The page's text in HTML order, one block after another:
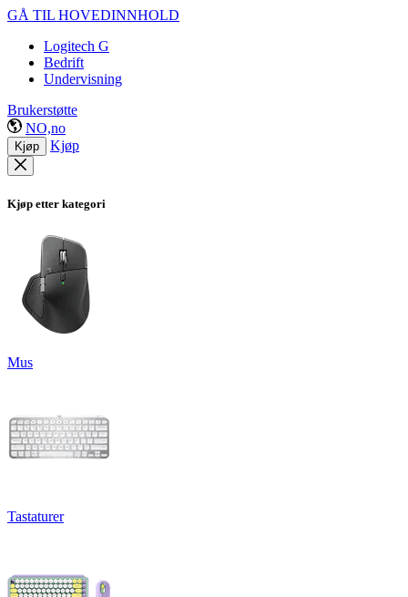
GÅ TIL HOVEDINNHOLD
Logitech G
Bedrift
Undervisning
Brukerstøtte
NO,no
Kjøp Kjøp
Kjøp etter kategori
Mus
Tastaturer